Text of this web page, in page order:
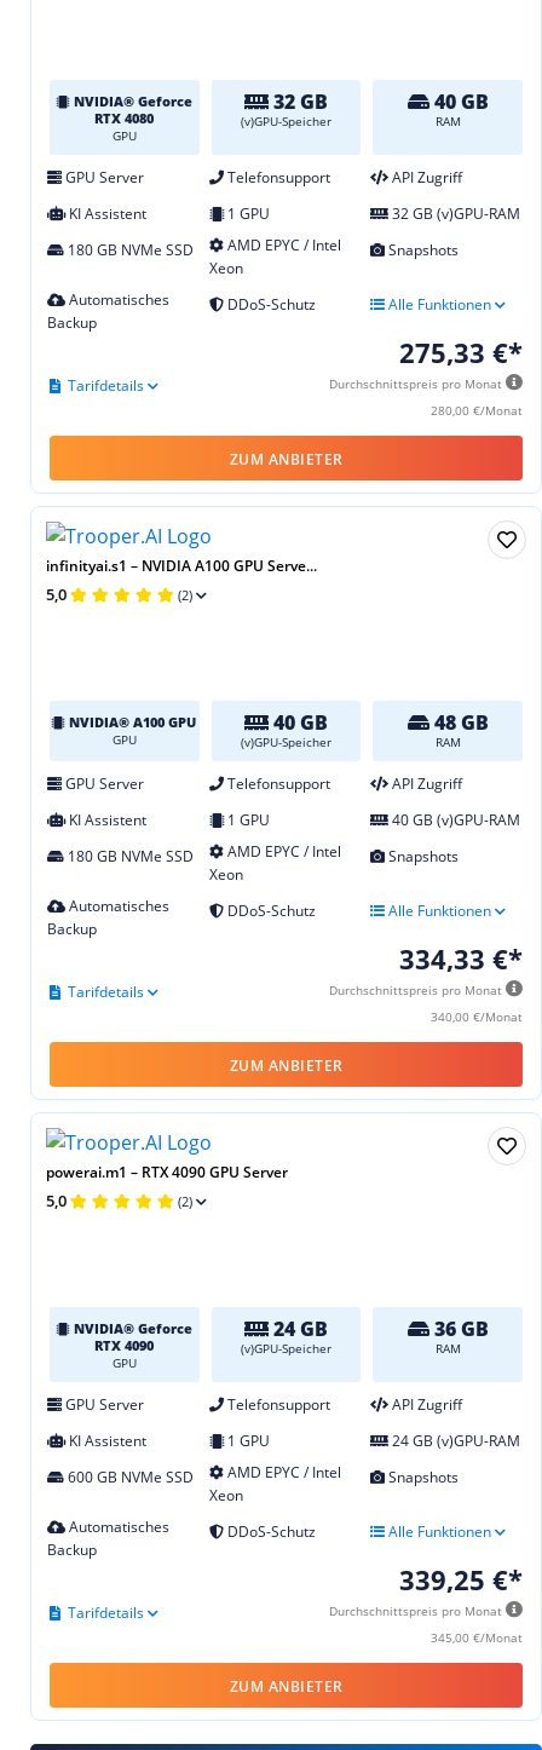
NVIDIA® Geforce
RTX 4080
GPU
32 GB
(v)GPU-Speicher
40 GB
RAM
GPU Server Telefonsupport
API Zugriff
KI Assistent
1 GPU
32 GB (v)GPU-RAM
180 GB NVMe SSD
AMD EPYC / Intel
Xeon
Snapshots
Automatisches
Backup
DDoS-Schutz Alle Funktionen
275,33 €*
Durchschnittspreis pro Monat
280,00 €/Monat
Tarifdetails
ZUM ANBIETER
infinityai.s1 – NVIDIA A100 GPU Serve...
5,0 (2)
NVIDIA® A100 GPU
GPU
40 GB
(v)GPU-Speicher
48 GB
RAM
GPU Server Telefonsupport
API Zugriff
KI Assistent
1 GPU
40 GB (v)GPU-RAM
180 GB NVMe SSD
AMD EPYC / Intel
Xeon
Snapshots
Automatisches
Backup
DDoS-Schutz Alle Funktionen
334,33 €*
Durchschnittspreis pro Monat
340,00 €/Monat
Tarifdetails
ZUM ANBIETER
powerai.m1 – RTX 4090 GPU Server
5,0 (2)
NVIDIA® Geforce
RTX 4090
GPU
24 GB
(v)GPU-Speicher
36 GB
RAM
GPU Server Telefonsupport
API Zugriff
KI Assistent
1 GPU
24 GB (v)GPU-RAM
600 GB NVMe SSD
AMD EPYC / Intel
Xeon
Snapshots
Automatisches
Backup
DDoS-Schutz Alle Funktionen
339,25 €*
Durchschnittspreis pro Monat
345,00 €/Monat
Tarifdetails
ZUM ANBIETER